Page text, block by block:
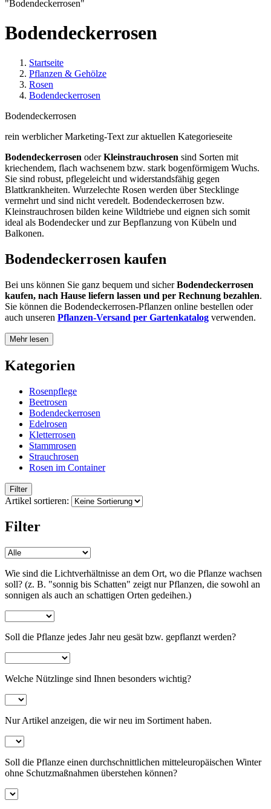
Bodendeckerrosen
Startseite
Pflanzen & Gehölze
Rosen
Bodendeckerrosen
Bodendeckerrosen
rein werblicher Marketing-Text zur aktuellen Kategorieseite
Bodendeckerrosen oderKleinstrauchrosen sind Sorten mit
kriechendem, flach wachsenem bzw. stark bogenförmigem Wuchs.
Sie sind robust, pflegeleicht und widerstandsfähig gegen
Blattkrankheiten. Wurzelechte Rosen werden über Stecklinge
vermehrt und sind nicht veredelt. Bodendeckerrosen bzw.
Kleinstrauchrosen bilden keine Wildtriebe und eignen sich somit
ideal als Bodendecker und zur Bepflanzung von Kübeln und
Balkonen.
Bodendeckerrosen kaufen
Bei uns können Sie ganz bequem und sicherBodendeckerrosen
kaufen, nach Hause liefern lassen und per Rechnung bezahlen.
Sie können die Bodendeckerrosen-Pflanzen online bestellen oder
auch unseren Pflanzen-Versand per Gartenkatalog verwenden.
Mehr lesen
Kategorien
Rosenpflege
Beetrosen
Bodendeckerrosen
Edelrosen
Kletterrosen
Stammrosen
Strauchrosen
Rosen im Container
Filter
Artikel sortieren:
Filter
Wie sind die Lichtverhältnisse an dem Ort, wo die Pflanze wachsen
soll? (z. B. "sonnig bis Schatten" zeigt nur Pflanzen, die sowohl an
sonnigen als auch an schattigen Orten gedeihen.)
Soll die Pflanze jedes Jahr neu gesät bzw. gepflanzt werden?
Welche Nützlinge sind Ihnen besonders wichtig?
Nur Artikel anzeigen, die wir neu im Sortiment haben.
Soll die Pflanze einen durchschnittlichen mitteleuropäischen Winter
ohne Schutzmaßnahmen überstehen können?